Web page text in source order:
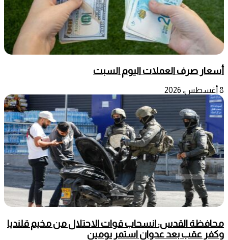
أسعار صرف العملات اليوم السبت
8 أغسطس، 2026
محافظة القدس: انسحاب قوات الاحتلال من مخيم قلنديا
وكفر عقب بعد عدوان استمر يومين